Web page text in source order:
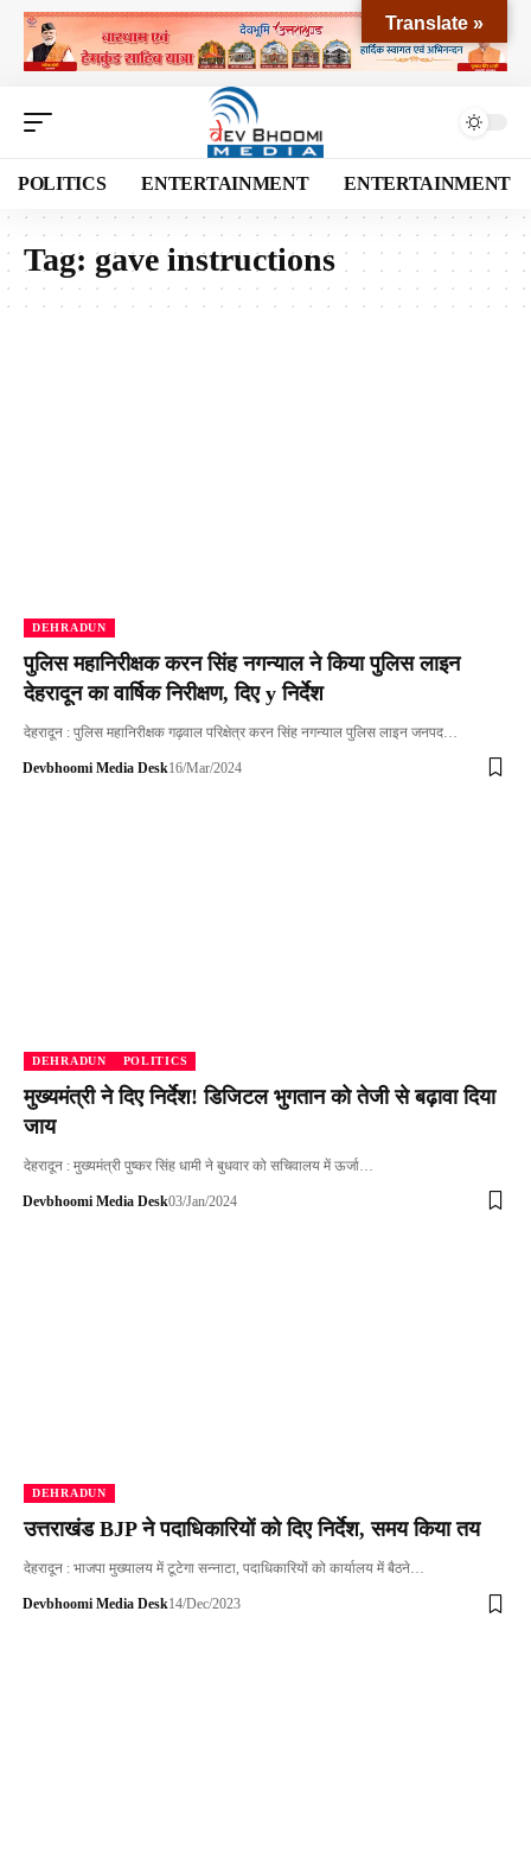
POLITICS ENTERTAINMENT ENTERTAINMENT
Tag: gave instructions
DEHRADUN
पुलिस महानिरीक्षक करन सिंह नगन्याल ने किया पुलिस लाइन
देहरादून का वार्षिक निरीक्षण, दिए y निर्देश
देहरादून : पुलिस महानिरीक्षक गढ़वाल परिक्षेत्र करन सिंह नगन्याल पुलिस लाइन जनपद…
Devbhoomi Media Desk16/Mar/2024
DEHRADUN POLITICS
मुख्यमंत्री ने दिए निर्देश! डिजिटल भुगतान को तेजी से बढ़ावा दिया
जाय
देहरादून : मुख्यमंत्री पुष्कर सिंह धामी ने बुधवार को सचिवालय में ऊर्जा…
Devbhoomi Media Desk03/Jan/2024
DEHRADUN
उत्तराखंड BJP ने पदाधिकारियों को दिए निर्देश, समय किया तय
देहरादून : भाजपा मुख्यालय में टूटेगा सन्नाटा, पदाधिकारियों को कार्यालय में बैठने…
Devbhoomi Media Desk14/Dec/2023
Translate »